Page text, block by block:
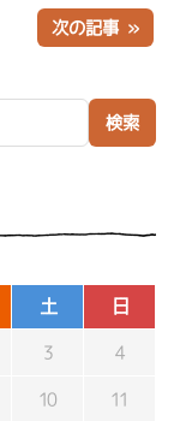
土 日
3 4
10 11
次の記事 »